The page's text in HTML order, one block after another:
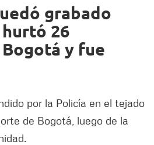
grabado
26
y fue
por la Policía en el tejado
de Bogotá, luego de la